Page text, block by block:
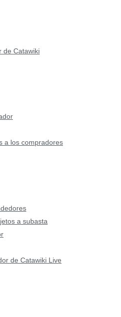
de Catawiki
a los compradores
a subasta
de Catawiki Live